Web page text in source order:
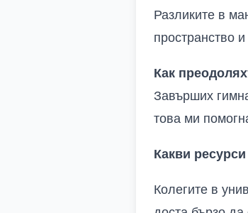
Разликите в
пространство
Как
Завърших
това ми
Какви
Колегите в